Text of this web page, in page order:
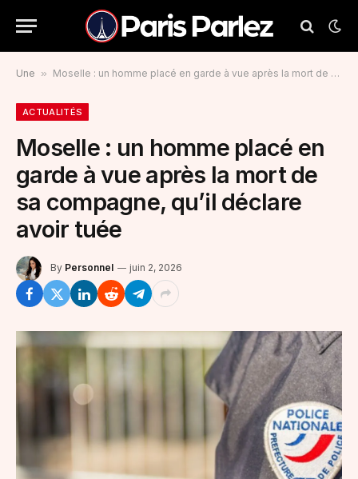
Une » Moselle : un homme placé en garde à vue après la mort de sa compagne, qu’il déclare avoir tuée
ACTUALITÉS
Moselle : un homme placé en
garde à vue après la mort de
sa compagne, qu’il déclare
avoir tuée
By Personnel juin 2, 2026